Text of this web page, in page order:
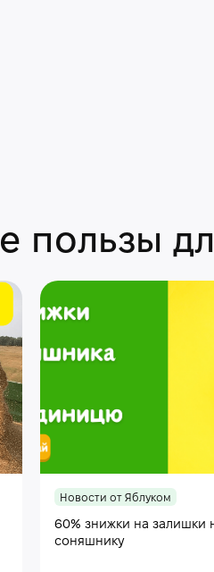
пользы
Новости от Яблуком
60% знижки на залишки
соняшнику